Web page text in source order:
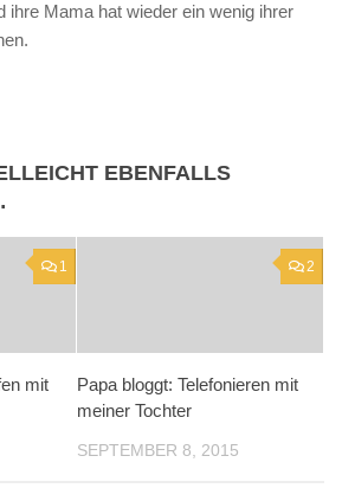
ihre Mama hat wieder ein wenig ihrer
EBENFALLS
1
mit
2
Papa bloggt: Telefonieren mit
meiner Tochter
SEPTEMBER 8, 2015